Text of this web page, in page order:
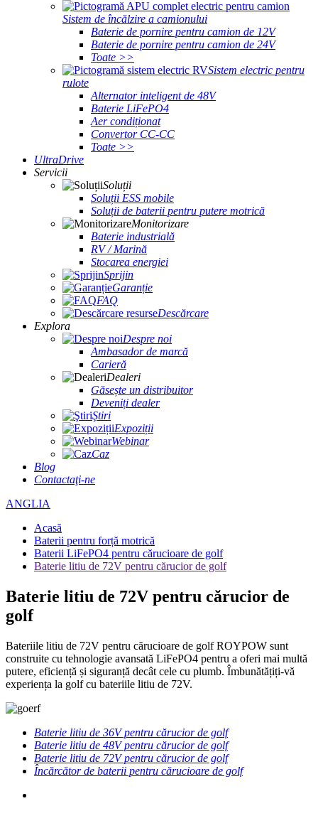
Sistem de încălzire a camionului
Baterie de pornire pentru camion de 12V
Baterie de pornire pentru camion de 24V
Toate >>
Sistem electric pentru
rulote
Alternator inteligent de 48V
Baterie LiFePO4
Aer condiționat
Convertor CC-CC
Toate >>
UltraDrive
Servicii
Soluții
Soluții ESS mobile
Soluții de baterii pentru putere motrică
Monitorizare
Baterie industrială
RV / Marină
Stocarea energiei
Sprijin
Garanție
FAQ
Descărcare
Explora
Despre noi
Ambasador de marcă
Carieră
Dealeri
Găsește un distribuitor
Deveniți dealer
Ştiri
Expoziții
Webinar
Caz
Blog
Contactaţi-ne
ANGLIA
Acasă
Baterii pentru forță motrică
Baterii LiFePO4 pentru cărucioare de golf
Baterie litiu de 72V pentru cărucior de golf
Baterie litiu de 72V pentru cărucior de
golf
Bateriile litiu de 72V pentru cărucioare de golf ROYPOW sunt
construite cu tehnologie avansată LiFePO4 pentru a oferi mai multă
putere, eficiență și siguranță decât cele cu plumb. Îmbunătățiți-vă
experiența la golf cu bateriile litiu de 72V.
Baterie litiu de 36V pentru cărucior de golf
Baterie litiu de 48V pentru cărucior de golf
Baterie litiu de 72V pentru cărucior de golf
Încărcător de baterii pentru cărucioare de golf